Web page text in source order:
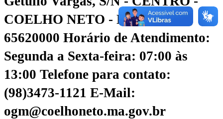
COELHO NETO - MA - CEP:
65620000 Horário de Atendimento:
Segunda a Sexta-feira: 07:00 às
13:00 Telefone para contato:
(98)3473-1121 E-Mail:
ogm@coelhoneto.ma.gov.br